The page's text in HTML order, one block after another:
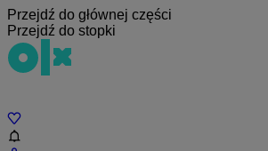
Przejdź do głównej części
Przejdź do stopki